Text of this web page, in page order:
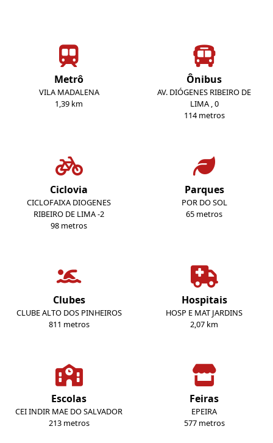
Metrô
VILA MADALENA
1,39 km
Ônibus
AV. DIÓGENES RIBEIRO DE
LIMA , 0
114 metros
Ciclovia
CICLOFAIXA DIOGENES
RIBEIRO DE LIMA -2
98 metros
Parques
POR DO SOL
65 metros
Clubes
CLUBE ALTO DOS PINHEIROS
811 metros
Hospitais
HOSP E MAT JARDINS
2,07 km
Escolas
CEI INDIR MAE DO SALVADOR
213 metros
Feiras
EPEIRA
577 metros